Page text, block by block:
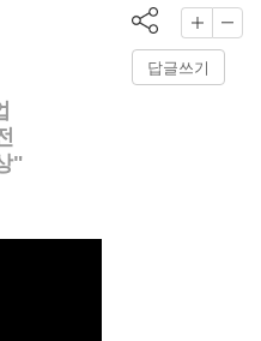
답글쓰기
"